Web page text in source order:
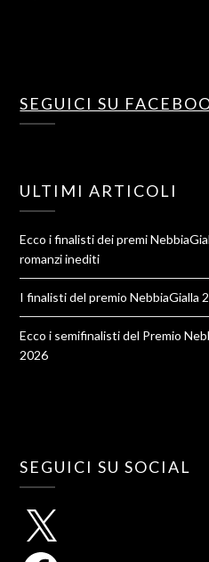
SEGUICI SU
ULTIMI ARTICOLI
Ecco i finalisti dei premi
romanzi inediti
I finalisti del premio NebbiaGialla
Ecco i semifinalisti del Premio
2026
SEGUICI SU SOCIAL